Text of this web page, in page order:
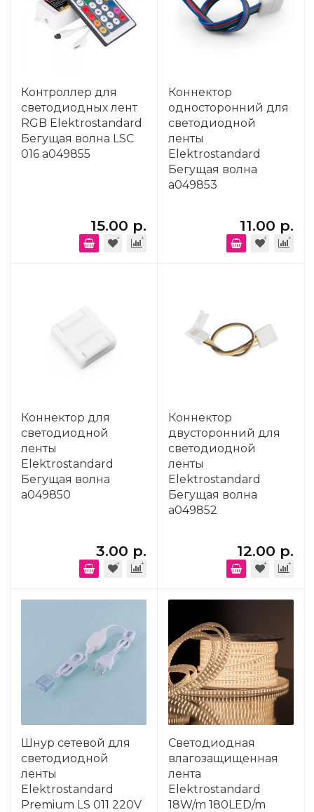
Контроллер для
светодиодных лент
RGB Elektrostandard
Бегущая волна LSC
016 a049855
15.00 р.
Коннектор
односторонний для
светодиодной
ленты
Elektrostandard
Бегущая волна
a049853
11.00 р.
Коннектор для
светодиодной
ленты
Elektrostandard
Бегущая волна
a049850
3.00 р.
Коннектор
двусторонний для
светодиодной
ленты
Elektrostandard
Бегущая волна
a049852
12.00 р.
Шнур сетевой для
светодиодной
ленты
Elektrostandard
Premium LS 011 220V
Светодиодная
влагозащищенная
лента
Elektrostandard
18W/m 180LED/m